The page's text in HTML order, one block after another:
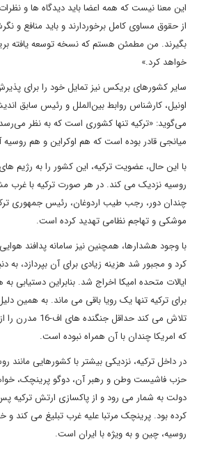
این معنا نیست که همه اعضا باید دیدگاه ها و
از حقوق مساوی کامل برخوردارند و باید منافع و
بگیرند. من مطمئن هستم که نسخه توسعه یافته
خواهد کرد.»
سایر کشورهای بریکس نیز تمایل خود را برای
اونیل، کارشناس روابط بین‌الملل و رئیس سابق
می‌گوید: «ترکیه تنها کشوری است که به نظر
میانجی قادر بوده است که هم اوکراین و هم روسیه
با این حال، عضویت ترکیه، این کشور را به رژیم
روسیه نزدیک می کند. در هر صورت ترکیه با غرب
چندان دور، رجب طیب اردوغان، رئیس جمهوری
موشکی و تهاجم نظامی تهدید کرده است.
ایالات متحده امیکا اخراج شد. بنابراین دستیابی
برای ترکیه تنها یک رویا باقی می ماند. به همین
تلاش می کند
که امریکا چندان با آن همراه نبوده است.
در داخل ترکیه، نزدیکی بیشتر با کشورهایی
حزب فاشیست وطن و رهبر آن، دوگو پرینچک،
کرده بود. پرینچک مرتبا علیه غرب تبلیغ می کند و
روسیه، چین و به ویژه با ایران است.